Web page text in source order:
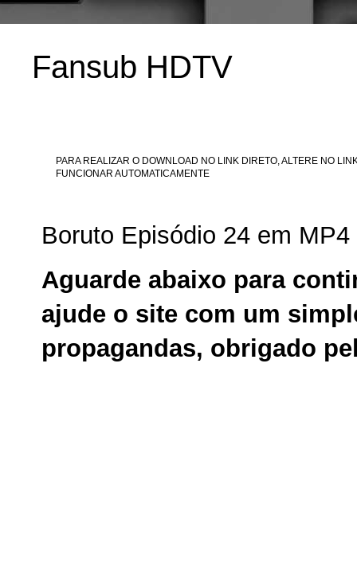
Fansub HDTV
PARA REALIZAR O DOWNLOAD NO LINK DIRETO, ALTERE NO
FUNCIONAR AUTOMATICAMENTE
Boruto Episódio 24 em MP4
Aguarde abaixo para
ajude o site com um
propagandas, obrigado